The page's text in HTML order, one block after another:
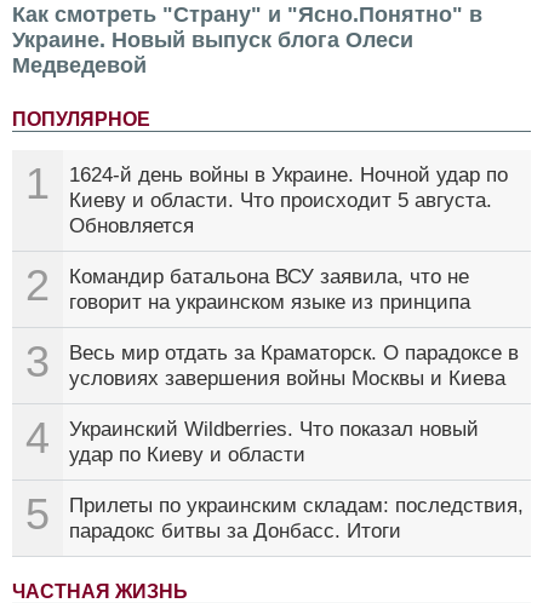
Как смотреть "Страну" и "Ясно.Понятно" в
Украине. Новый выпуск блога Олеси
Медведевой
ПОПУЛЯРНОЕ
1
1624-й день войны в Украине. Ночной удар по
Киеву и области. Что происходит 5 августа.
Обновляется
2
Командир батальона ВСУ заявила, что не
говорит на украинском языке из принципа
3
Весь мир отдать за Краматорск. О парадоксе в
условиях завершения войны Москвы и Киева
4
Украинский Wildberries. Что показал новый
удар по Киеву и области
5
Прилеты по украинским складам: последствия,
парадокс битвы за Донбасс. Итоги
ЧАСТНАЯ ЖИЗНЬ